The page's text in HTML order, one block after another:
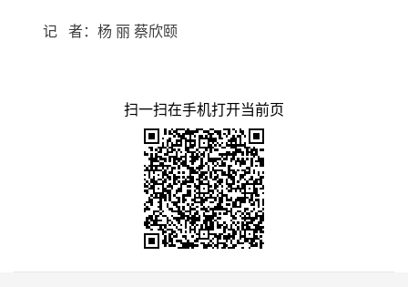
记 者：杨 丽 蔡欣颐
扫一扫在手机打开当前页